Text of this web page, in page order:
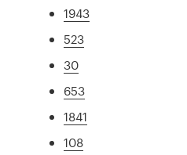
1943
523
30
653
1841
108